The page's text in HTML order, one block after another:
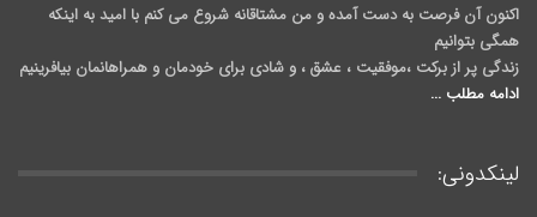
اکنون آن فرصت به دست آمده و من مشتاقانه شروع می کنم با امید به اینکه
همگی بتوانیم
زندگی پر از برکت ،موفقیت ، عشق ، و شادی برای خودمان و همراهانمان بیافرینیم
ادامه مطلب ...
لینکدونی: